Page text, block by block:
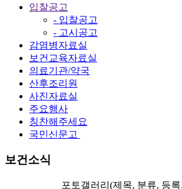
입찰공고
- 입찰공고
- 고시공고
감염병자료실
보건교육자료실
의료기관/약국
산후조리원
사진자료실
주요행사
칭찬해주세요
국민신문고
보건소식
포토갤러리(제목, 분류, 등